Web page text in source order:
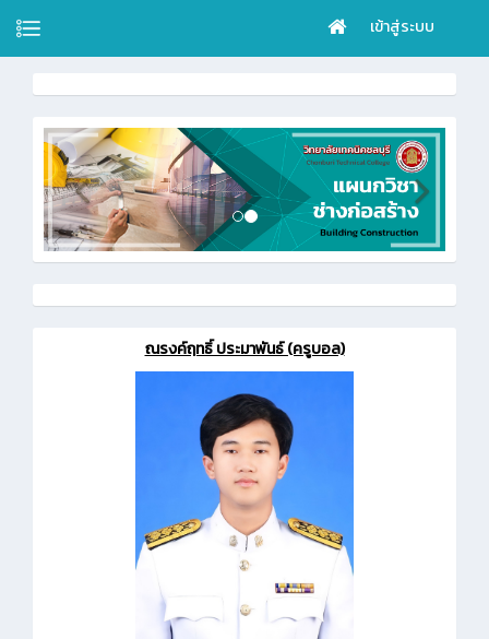
เข้าสู่ระบบ
ณรงค์ฤทธิ์ ประมาพันธ์ (ครูบอล)